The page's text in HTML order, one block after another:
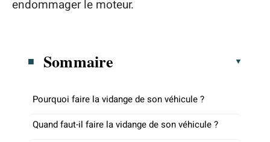
endommager le moteur.
Sommaire
Pourquoi faire la vidange de son véhicule ?
Quand faut-il faire la vidange de son véhicule ?